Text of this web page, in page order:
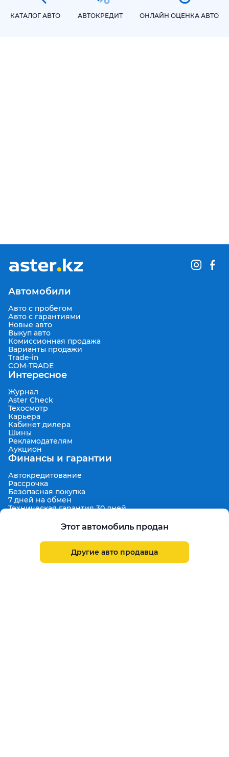
Этот автомобиль продан
Другие авто продавца
КАТАЛОГ АВТО АВТОКРЕДИТ ОНЛАЙН ОЦЕНКА АВТО
Автомобили
Авто с пробегом
Авто с гарантиями
Новые авто
Выкуп авто
Комиссионная продажа
Варианты продажи
Trade-in
COM-TRADE
Интересное
Журнал
Aster Check
Техосмотр
Карьера
Кабинет дилера
Шины
Рекламодателям
Аукцион
Финансы и гарантии
Автокредитование
Рассрочка
Безопасная покупка
7 дней на обмен
Техническая гарантия 30 дней
Гарантированная цена выкупа
Поддержка
Правила размещения объявлений